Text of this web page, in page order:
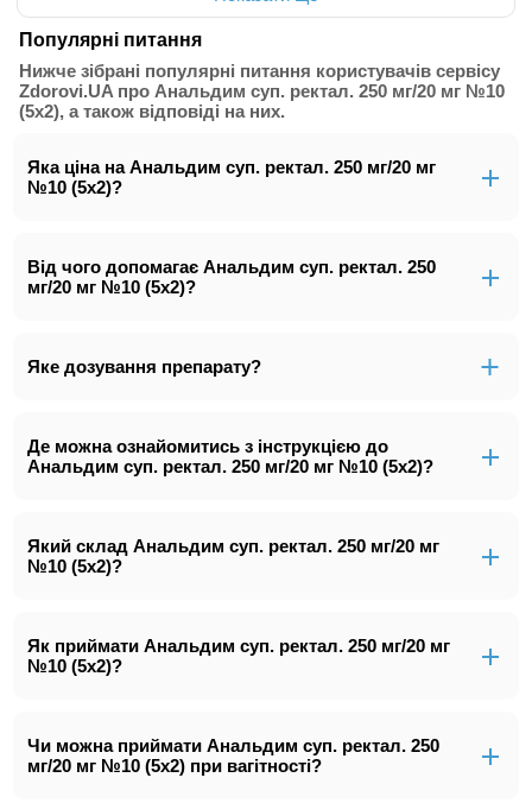
Популярні питання
Нижче зібрані популярні питання користувачів сервісу
Zdorovi.UA про Анальдим суп. ректал. 250 мг/20 мг №10
(5х2), а також відповіді на них.
Яка ціна на Анальдим суп. ректал. 250 мг/20 мг
№10 (5х2)?
Від чого допомагає Анальдим суп. ректал. 250
мг/20 мг №10 (5х2)?
Яке дозування препарату?
Де можна ознайомитись з інструкцією до
Анальдим суп. ректал. 250 мг/20 мг №10 (5х2)?
Який склад Анальдим суп. ректал. 250 мг/20 мг
№10 (5х2)?
Як приймати Анальдим суп. ректал. 250 мг/20 мг
№10 (5х2)?
Чи можна приймати Анальдим суп. ректал. 250
мг/20 мг №10 (5х2) при вагітності?